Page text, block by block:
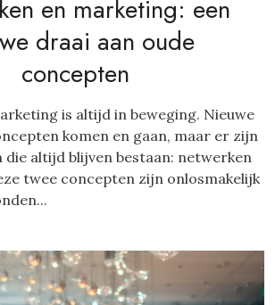
en marketing: een
draai aan oude
concepten
is altijd in beweging. Nieuwe
komen en gaan, maar er zijn
altijd blijven bestaan: netwerken
twee concepten zijn onlosmakelijk